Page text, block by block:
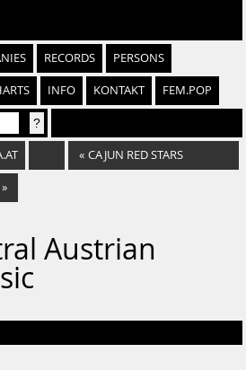
RECORDS PERSONS
INFO KONTAKT FEM.POP
« CAJUN RED STARS
»
Austrian